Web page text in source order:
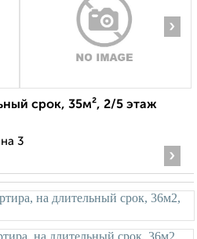
›
срок, 35м², 2/5 этаж
3
›